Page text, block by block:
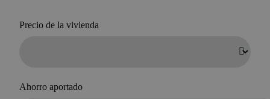
Precio de la vivienda
Ahorro aportado